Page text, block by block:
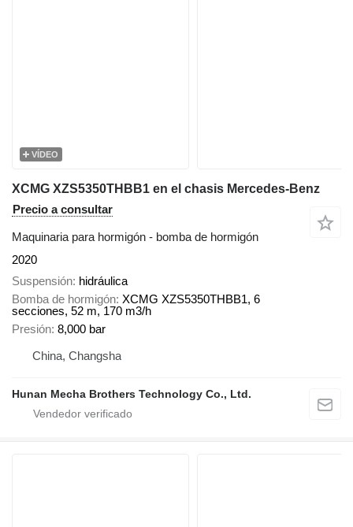
VÍDEO
XCMG XZS5350THBB1 en el chasis Mercedes-Benz
Precio a consultar
Maquinaria para hormigón - bomba de hormigón
2020
Suspensión hidráulica
Bomba de hormigón XCMG XZS5350THBB1, 6
secciones, 52 m, 170 m3/h
Presión 8,000 bar
China, Changsha
Hunan Mecha Brothers Technology Co., Ltd.